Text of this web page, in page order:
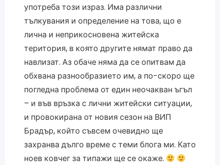
употреба този израз. Има различни
тълкувания и определение на това, що е
лична и неприкосновена житейска
територия, в която другите нямат право да
навлизат. Аз обаче няма да се опитвам да
обхвана разнообразието им, а по-скоро ще
погледна проблема от един неочакван ъгъл
– и във връзка с лични житейски ситуации,
и провокирана от новия сезон на ВИП
Брадър, който съвсем очевидно ще
захранва дълго време с теми блога ми. Като
ноев ковчег за типажи ще се окаже.